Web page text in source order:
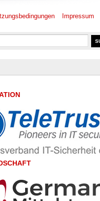
Impressum